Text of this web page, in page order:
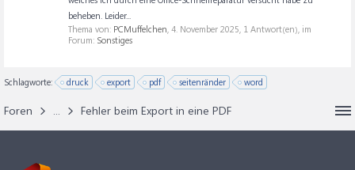
beheben. Leider...
Thema von: PCMuffelchen, 4. November 2025, 1 Antwort(en), im
Forum: Sonstiges
Schlagworte: druck export pdf seitenränder word
Foren ... Fehler beim Export in eine PDF